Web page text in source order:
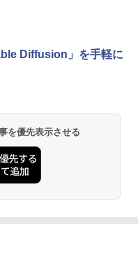
作より安定 4C/4T 最大3.
高速2.4G/5GWi-Fi BT
ニパソコン minipc
7090 SFF【第11
メモリ16GB/M.2 SS
無線LAN/DVD-RW/
無料 ※沖縄、離島を除く
ル LEDバックライト付 非
VGA VESA準拠【中古】
クーポン 8/12 10時
21.5型 液晶ディスプレ
プレイ 液晶モニター PC
フリッカーレス FreeSy
度調節 FullHD ブルー
パネル VESAフル FHD
JM22CH02
ト付き】1年をおいしくす
養生手帳2027 （インプレ
P40i オフホワイト
feat. Flo Milli, ATL Jacob
定】 い・ろ・は・す 2L P
ナジウム含有 水 ミネラル
ボトル 静岡県産 500ミリリ
17巻 (デジタル版ビッグガ
Diffusion」を手軽に
を優先表示させる